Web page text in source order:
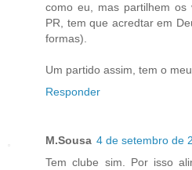
como eu, mas partilhem
PR, tem que acredtar em
formas).
Um partido assim, tem o meu
Responder
M.Sousa 4 de setembro de
Tem clube sim. Por isso